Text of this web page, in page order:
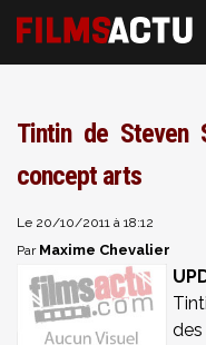
Tintin de Steven
concept arts
Le 20/10/2011 à 18:12
Par Maxime Chevalier